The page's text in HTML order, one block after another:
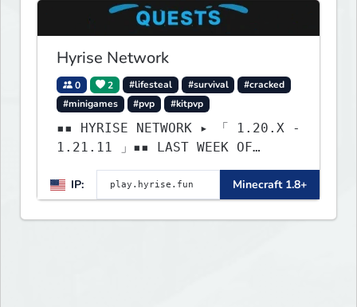
Bedwars, Skywars, & much much
Hyrise Network
0 2 #lifesteal #survival
#cracked
#minigames
#pvp #kitpvp
▪▪ HYRISE NETWORK ▸ 「 1.20.X -
1.21.11 」▪▪ LAST WEEK OF
LIFESTEAL! ┃ discord.gg/hyrise
IP:
Minecraft 1.8+